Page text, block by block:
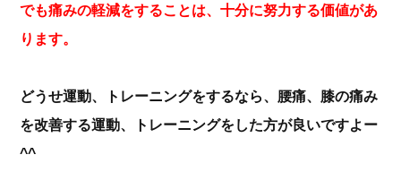
でも痛みの軽減をすることは、十分に努力する価値があ
ります。
どうせ運動、トレーニングをするなら、腰痛、膝の痛み
を改善する運動、トレーニングをした方が良いですよー
^^